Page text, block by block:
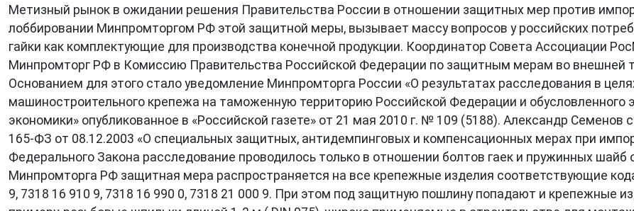
Метизный рынок в ожидании решения Правительства России в отношении защитных мер против
лоббировании Минпромторгом РФ этой защитной меры, вызывает массу вопросов у российских
гайки как комплектующие для производства конечной продукции. Координатор Совета Ассоциации
Минпромторг РФ в Комиссию Правительства Российской Федерации по защитным мерам во внешней
Основанием для этого стало уведомление Минпромторга России «О результатах расследования в
машиностроительного крепежа на таможенную территорию Российской Федерации и обусловленного
экономики» опубликованное в «Российской газете» от 21 мая 2010 г. № 109 (5188). Александр
165-ФЗ от 08.12.2003 «О специальных защитных, антидемпинговых и компенсационных мерах при
Федерального Закона расследование проводилось только в отношении болтов гаек и пружинных шайб
Минпромторга РФ защитная мера распространяется на все крепежные изделия соответствующие
9, 7318 16 910 9, 7318 16 990 0, 7318 21 000 9. При этом под защитную пошлину попадают и крепежные